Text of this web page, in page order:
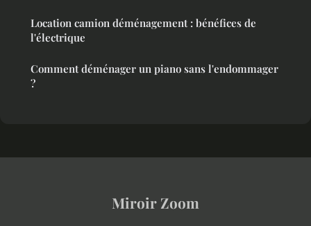
Location camion déménagement : bénéfices de
l'électrique
Comment déménager un piano sans l'endommager
?
Miroir Zoom